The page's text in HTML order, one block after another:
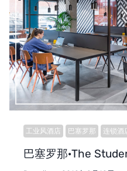
工业风酒店 巴塞罗那 连锁酒
巴塞罗那·The